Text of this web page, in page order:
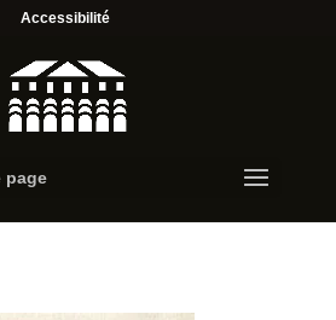
Accessibilité
page